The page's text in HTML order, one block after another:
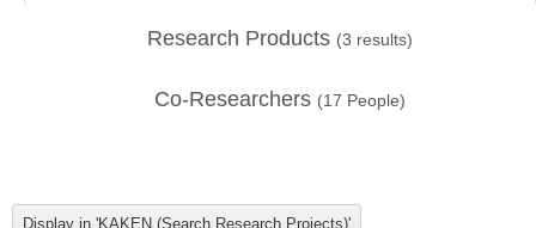
Research Products (3 results)
Co-Researchers (17 People)